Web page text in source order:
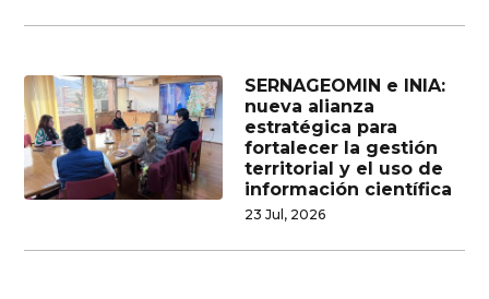
SERNAGEOMIN e INIA:
nueva alianza
estratégica para
fortalecer la gestión
territorial y el uso de
información científica
23 Jul, 2026